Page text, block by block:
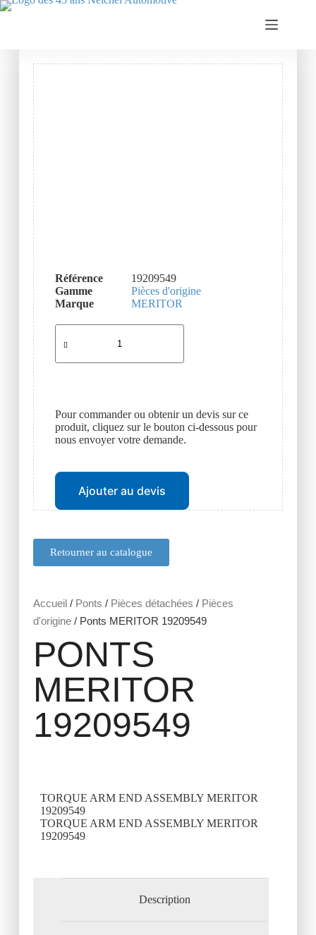
Retourner au catalogue
Accueil/ Ponts / Pièces détachées / Pièces
d'origine/ Ponts MERITOR 19209549
PONTS
MERITOR
19209549
TORQUE ARM END ASSEMBLY MERITOR
19209549
TORQUE ARM END ASSEMBLY MERITOR
19209549
Description
Référence
19209549
Gamme
Pièces d'origine
Marque
MERITOR
Pour commander ou obtenir un devis sur ce
produit, cliquez sur le bouton ci-dessous pour
nous envoyer votre demande.
Ajouter au devis